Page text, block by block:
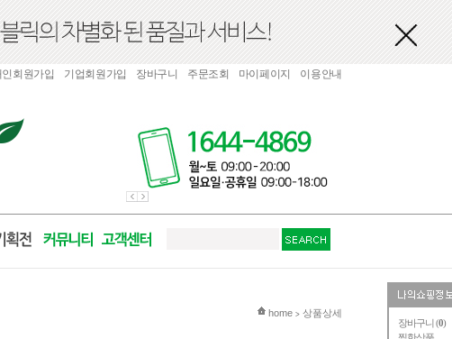
장바구니 (0)
인회원가입 기업회원가입 장바구니 주문조회 마이페이지 이용안내
현재 위치
home > 상품상세